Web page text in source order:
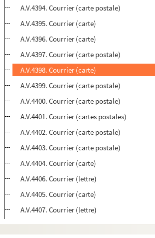
A.V.4394. Courrier (carte postale)
A.V.4395. Courrier (carte)
A.V.4396. Courrier (carte)
A.V.4397. Courrier (carte postale)
A.V.4398. Courrier (carte)
A.V.4399. Courrier (carte postale)
A.V.4400. Courrier (carte postale)
A.V.4401. Courrier (cartes postales)
A.V.4402. Courrier (carte postale)
A.V.4403. Courrier (carte postale)
A.V.4404. Courrier (carte)
A.V.4406. Courrier (lettre)
A.V.4405. Courrier (carte)
A.V.4407. Courrier (lettre)